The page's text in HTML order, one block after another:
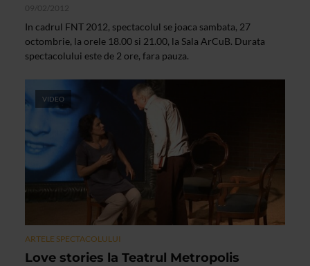
09/02/2012
In cadrul FNT 2012, spectacolul se joaca sambata, 27
octombrie, la orele 18.00 si 21.00, la Sala ArCuB. Durata
spectacolului este de 2 ore, fara pauza.
VIDEO
ARTELE SPECTACOLULUI
Love stories la Teatrul Metropolis